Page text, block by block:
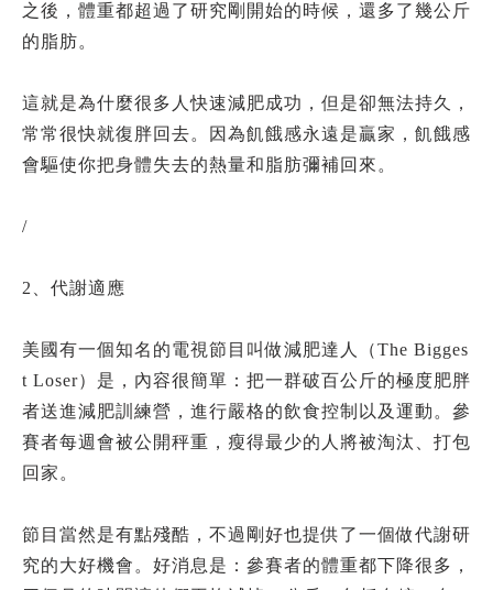
之後，體重都超過了研究剛開始的時候，還多了幾公斤
的脂肪。
這就是為什麼很多人快速減肥成功，但是卻無法持久，
常常很快就復胖回去。因為飢餓感永遠是贏家，飢餓感
會驅使你把身體失去的熱量和脂肪彌補回來。
/
2、代謝適應
美國有一個知名的電視節目叫做減肥達人（The Bigges
t Loser）是，內容很簡單：把一群破百公斤的極度肥胖
者送進減肥訓練營，進行嚴格的飲食控制以及運動。參
賽者每週會被公開秤重，瘦得最少的人將被淘汰、打包
回家。
節目當然是有點殘酷，不過剛好也提供了一個做代謝研
究的大好機會。好消息是：參賽者的體重都下降很多，